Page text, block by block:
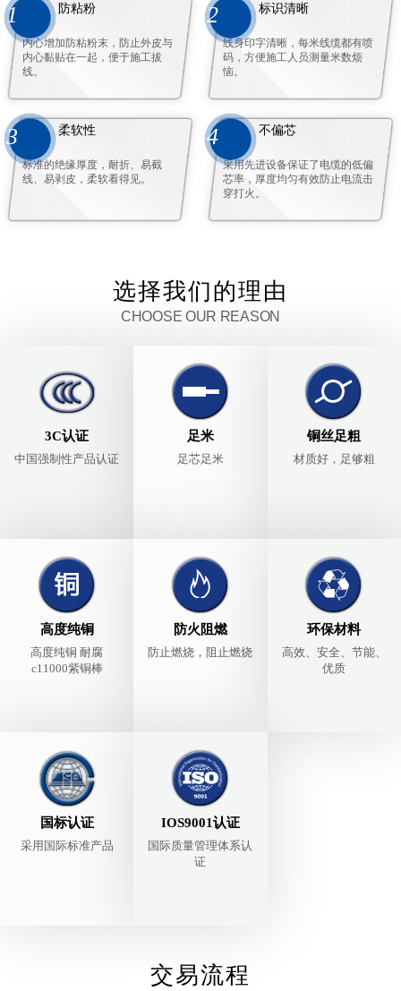
1 防粘粉
内心增加防粘粉末，防止外皮与
内心黏贴在一起，便于施工拔
线。
2 标识清晰
线身印字清晰，每米线缆都有喷
码，方便施工人员测量米数烦
恼。
3 柔软性
标准的绝缘厚度，耐折、易截
线、易剥皮，柔软看得见。
4 不偏芯
采用先进设备保证了电缆的低偏
芯率，厚度均匀有效防止电流击
穿打火。
选择我们的理由
CHOOSE OUR REASON
3C认证
中国强制性产品认证
足米
足芯足米
铜丝足粗
材质好，足够粗
高度纯铜
高度纯铜 耐腐
c11000紫铜棒
防火阻燃
防止燃烧，阻止燃烧
环保材料
高效、安全、节能、
优质
国标认证
采用国际标准产品
IOS9001认证
国际质量管理体系认
证
交易流程